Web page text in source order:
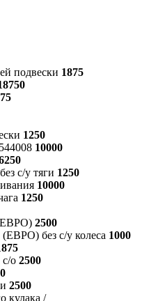
подвески 1875
1250
10000
с/у тяги 1250
10000
1250
2500
(ЕВРО) без с/у колеса 1000
с/о 2500
2500
кулака /